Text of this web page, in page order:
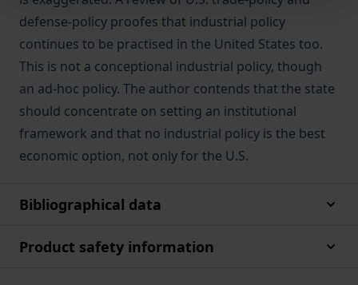
defense-policy proofes that industrial policy
continues to be practised in the United States too.
This is not a conceptional industrial policy, though
an ad-hoc policy. The author contends that the state
should concentrate on setting an institutional
framework and that no industrial policy is the best
economic option, not only for the U.S.
Bibliographical data
Product safety information